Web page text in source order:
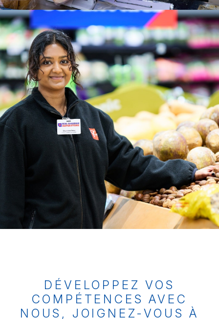
DÉVELOPPEZ VOS
COMPÉTENCES AVEC
NOUS, JOIGNEZ-VOUS À